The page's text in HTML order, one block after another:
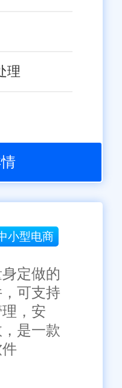
理
小型电商
定做的
可支持
，安
是一款